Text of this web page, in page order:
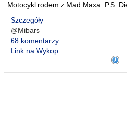
Motocykl rodem z Mad Maxa. P.S.
Szczegóły
@Mibars
68 komentarzy
Link na Wykop